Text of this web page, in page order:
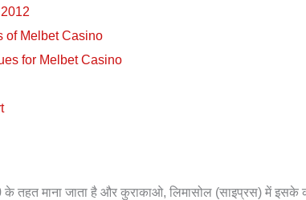
of Melbet Casino
for Melbet Casino
माना जाता है और कुराकाओ, लिमासोल (साइप्रस) में इसके